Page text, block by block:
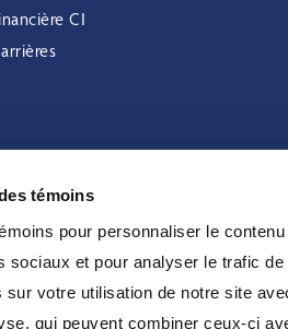
témoins
pour personnaliser le
sociaux et pour analyser le trafic
sur votre utilisation de notre site
qui peuvent combiner ceux-ci
CI